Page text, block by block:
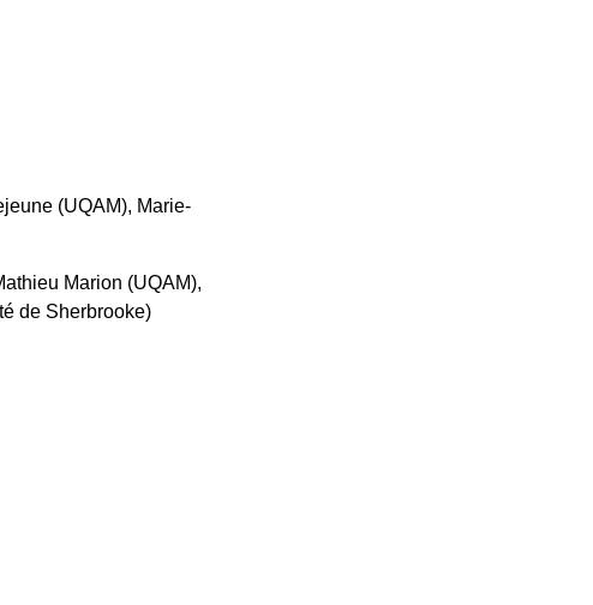
(UQAM), Marie-
Marion (UQAM),
de Sherbrooke)